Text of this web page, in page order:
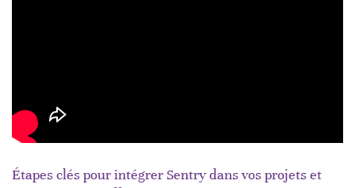
Étapes clés pour intégrer Sentry dans vos projets et